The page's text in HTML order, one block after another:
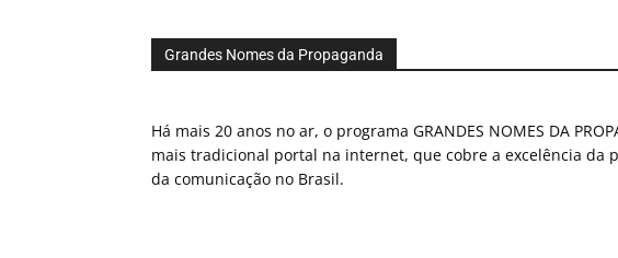
Grandes Nomes da Propaganda
Há mais 20 anos no ar, o programa GRANDES NOMES DA
mais tradicional portal na internet, que cobre a excelência da
da comunicação no Brasil.